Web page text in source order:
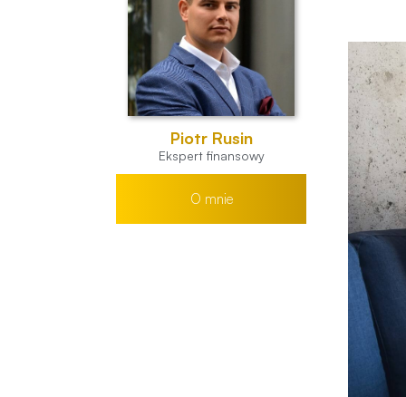
Piotr Rusin
Ekspert finansowy
O mnie